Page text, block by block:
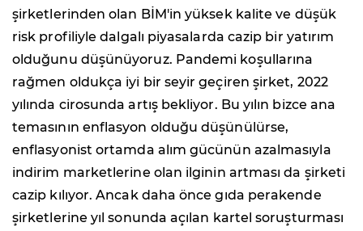
şirketlerinden olan BİM'in yüksek kalite ve düşük
risk profiliyle dalgalı piyasalarda cazip bir yatırım
olduğunu düşünüyoruz. Pandemi koşullarına
rağmen oldukça iyi bir seyir geçiren şirket, 2022
yılında cirosunda artış bekliyor. Bu yılın bizce ana
temasının enflasyon olduğu düşünülürse,
enflasyonist ortamda alım gücünün azalmasıyla
indirim marketlerine olan ilginin artması da şirketi
cazip kılıyor. Ancak daha önce gıda perakende
şirketlerine yıl sonunda açılan kartel soruşturması